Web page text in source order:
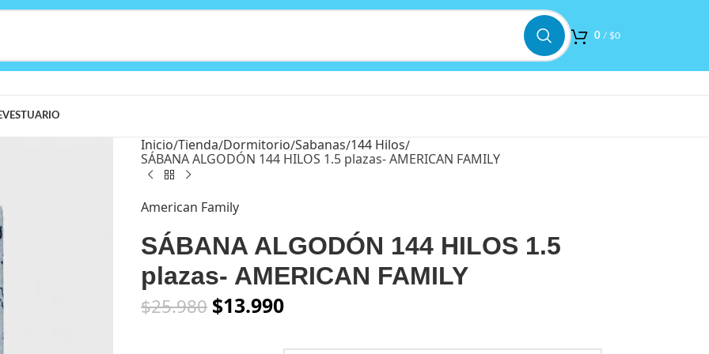
0 / $0
VESTUARIO
Inicio Tienda Dormitorio Sabanas 144 Hilos
SÁBANA ALGODÓN 144 HILOS 1.5 plazas- AMERICAN FAMILY
American Family
SÁBANA ALGODÓN 144 HILOS 1.5
plazas- AMERICAN FAMILY
$25.980 $13.990